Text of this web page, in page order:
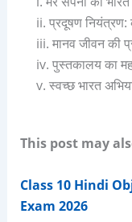
ii. प्रदूषण नियंत्रण:
iii. मानव जीवन की
iv. पुस्तकालय का
v. स्वच्छ भारत
This post may
Class 10 Hindi
Exam 2026